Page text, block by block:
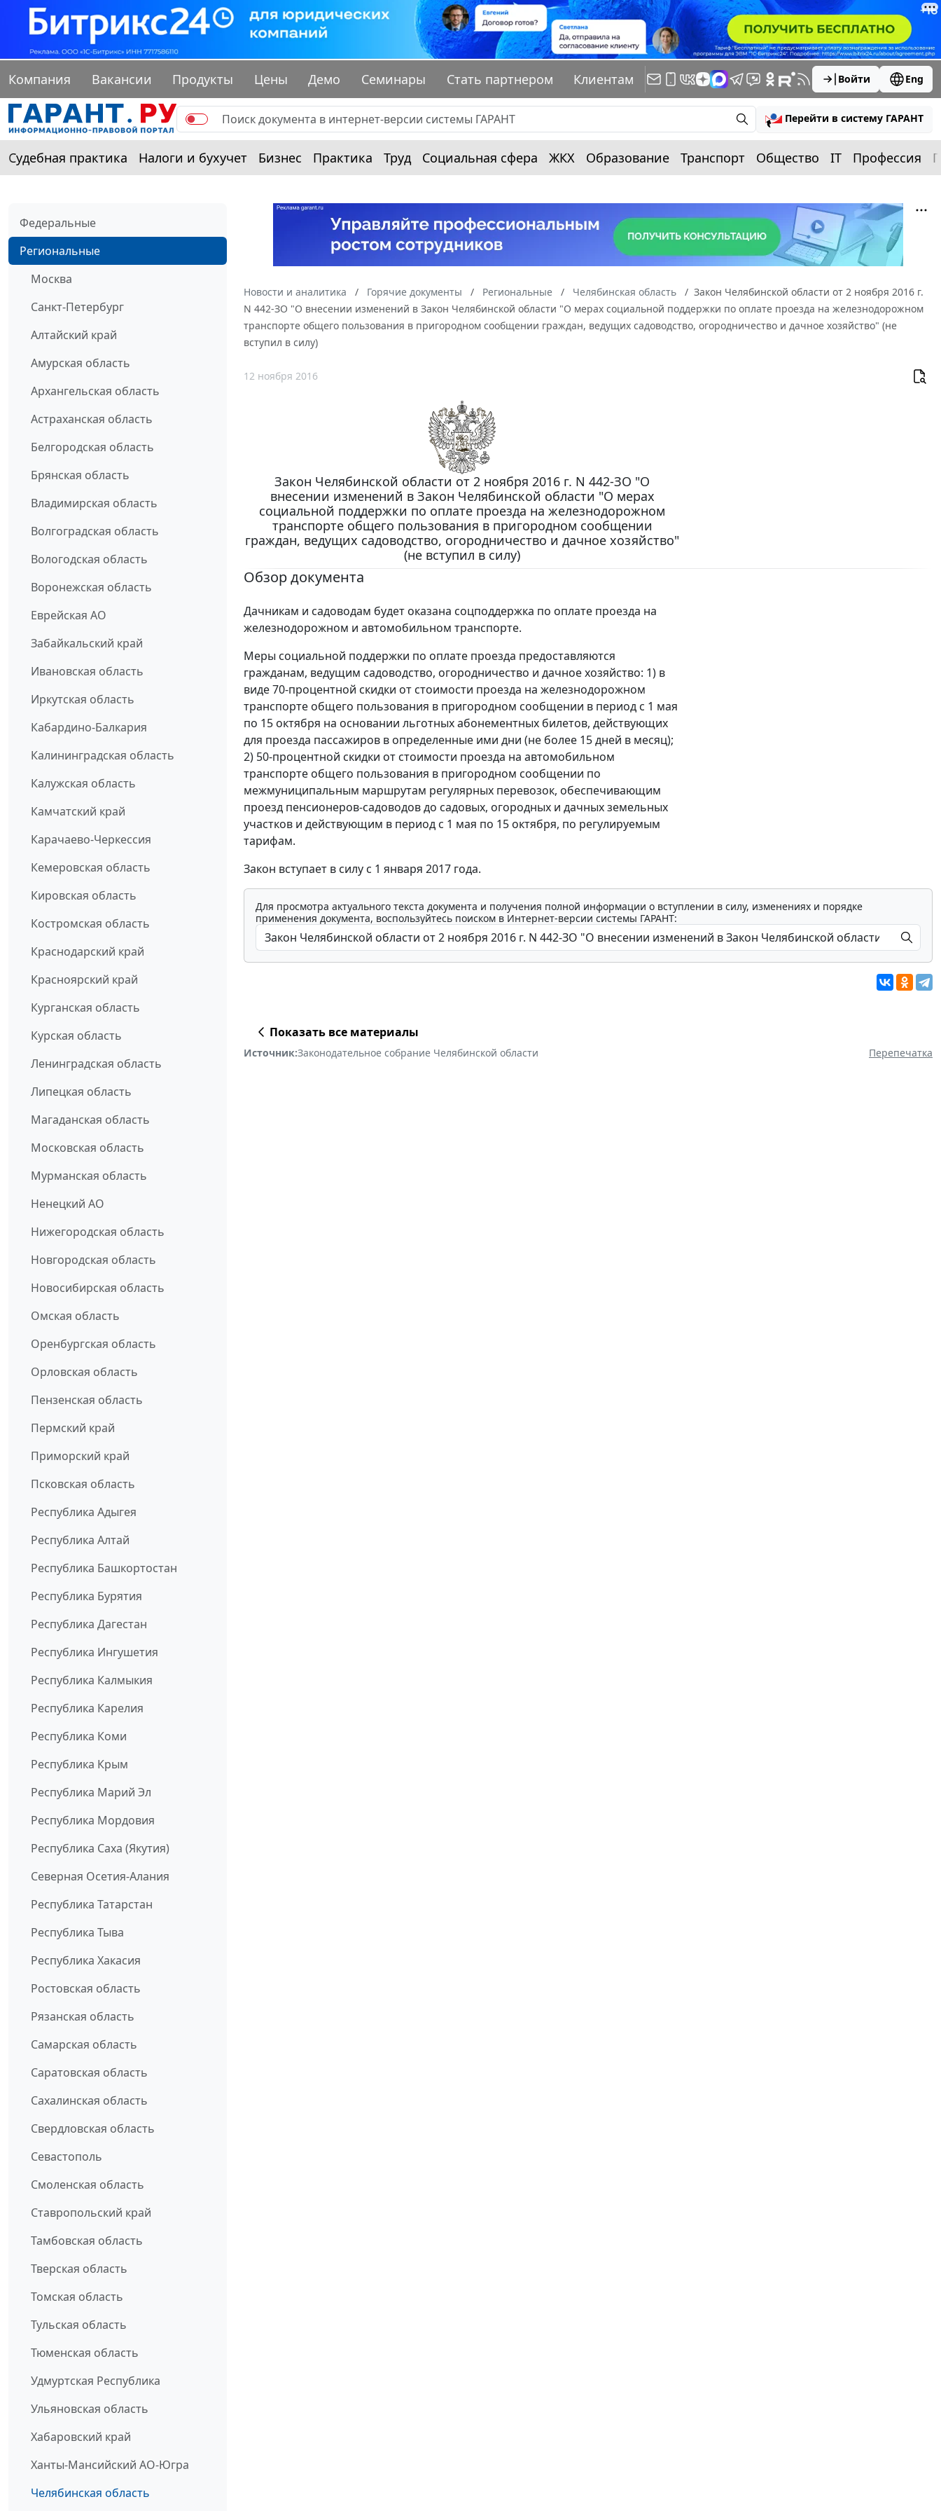
Компания Вакансии Продукты Цены Демо Семинары Стать партнером Клиентам Войти Eng
Перейти в систему ГАРАНТ
Судебная практика Налоги и бухучет Бизнес Практика Труд Социальная сфера ЖКХ Образование Транспорт Общество IT Профессия
Федеральные
Региональные
Москва
Санкт-Петербург
Алтайский край
Амурская область
Архангельская область
Астраханская область
Белгородская область
Брянская область
Владимирская область
Волгоградская область
Вологодская область
Воронежская область
Еврейская АО
Забайкальский край
Ивановская область
Иркутская область
Кабардино-Балкария
Калининградская область
Калужская область
Камчатский край
Карачаево-Черкессия
Кемеровская область
Кировская область
Костромская область
Краснодарский край
Красноярский край
Курганская область
Курская область
Ленинградская область
Липецкая область
Магаданская область
Московская область
Мурманская область
Ненецкий АО
Нижегородская область
Новгородская область
Новосибирская область
Омская область
Оренбургская область
Орловская область
Пензенская область
Пермский край
Приморский край
Псковская область
Республика Адыгея
Республика Алтай
Республика Башкортостан
Республика Бурятия
Республика Дагестан
Республика Ингушетия
Республика Калмыкия
Республика Карелия
Республика Коми
Республика Крым
Республика Марий Эл
Республика Мордовия
Республика Саха (Якутия)
Северная Осетия-Алания
Республика Татарстан
Республика Тыва
Республика Хакасия
Ростовская область
Рязанская область
Самарская область
Саратовская область
Сахалинская область
Свердловская область
Севастополь
Смоленская область
Ставропольский край
Тамбовская область
Тверская область
Томская область
Тульская область
Тюменская область
Удмуртская Республика
Ульяновская область
Хабаровский край
Ханты-Мансийский АО-Югра
Челябинская область
Новости и аналитика Горячие документы Региональные Челябинская область
Закон Челябинской области от 2 ноября 2016 г.
N 442-ЗО "О внесении изменений в Закон Челябинской области "О мерах социальной поддержки по оплате проезда на железнодорожном
транспорте общего пользования в пригородном сообщении граждан, ведущих садоводство, огородничество и дачное хозяйство" (не
вступил в силу)
12 ноября 2016
Закон Челябинской области от 2 ноября 2016 г. N 442-ЗО "О
внесении изменений в Закон Челябинской области "О мерах
социальной поддержки по оплате проезда на железнодорожном
транспорте общего пользования в пригородном сообщении
граждан, ведущих садоводство, огородничество и дачное хозяйство"
(не вступил в силу)
Обзор документа
Дачникам и садоводам будет оказана соцподдержка по оплате проезда на
железнодорожном и автомобильном транспорте.
Меры социальной поддержки по оплате проезда предоставляются
гражданам, ведущим садоводство, огородничество и дачное хозяйство: 1) в
виде 70-процентной скидки от стоимости проезда на железнодорожном
транспорте общего пользования в пригородном сообщении в период с 1 мая
по 15 октября на основании льготных абонементных билетов, действующих
для проезда пассажиров в определенные ими дни (не более 15 дней в месяц);
2) 50-процентной скидки от стоимости проезда на автомобильном
транспорте общего пользования в пригородном сообщении по
межмуниципальным маршрутам регулярных перевозок, обеспечивающим
проезд пенсионеров-садоводов до садовых, огородных и дачных земельных
участков и действующим в период с 1 мая по 15 октября, по регулируемым
тарифам.
Закон вступает в силу с 1 января 2017 года.
Для просмотра актуального текста документа и получения полной информации о вступлении в силу, изменениях и порядке
применения документа, воспользуйтесь поиском в Интернет-версии системы ГАРАНТ:
Показать все материалы
Источник:Законодательное собрание Челябинской области Перепечатка